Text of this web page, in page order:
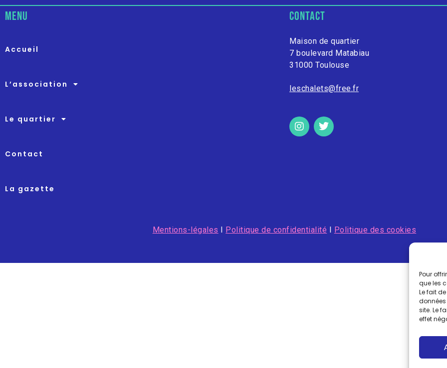
Pour
que les
Le fait
site. Le
effet
menu
Accueil
L’association
Le quartier
Contact
La gazette
contact
Maison de quartier
7 boulevard Matabiau
31000 Toulouse
leschalets@free.fr
Mentions-légales Politique de confidentialité Politique des cookies